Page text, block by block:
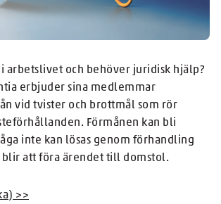
arbetslivet och behöver juridisk hjälp?
erbjuder sina medlemmar
vid tvister och brottmål som rör
Förmånen kan bli
inte kan lösas genom förhandling
att föra ärendet till domstol.
>>